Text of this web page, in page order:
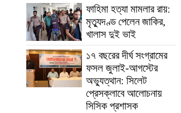
ফাহিমা হত্যা মামলার রায়:
মৃত্যুদণ্ড পেলেন জাকির,
খালাস দুই ভাই
১৭ বছরের দীর্ঘ সংগ্রামের
ফসল জুলাই-আগস্টের
অভ্যুত্থান: সিলেট
প্রেসক্লাবে আলোচনায়
সিসিক প্রশাসক